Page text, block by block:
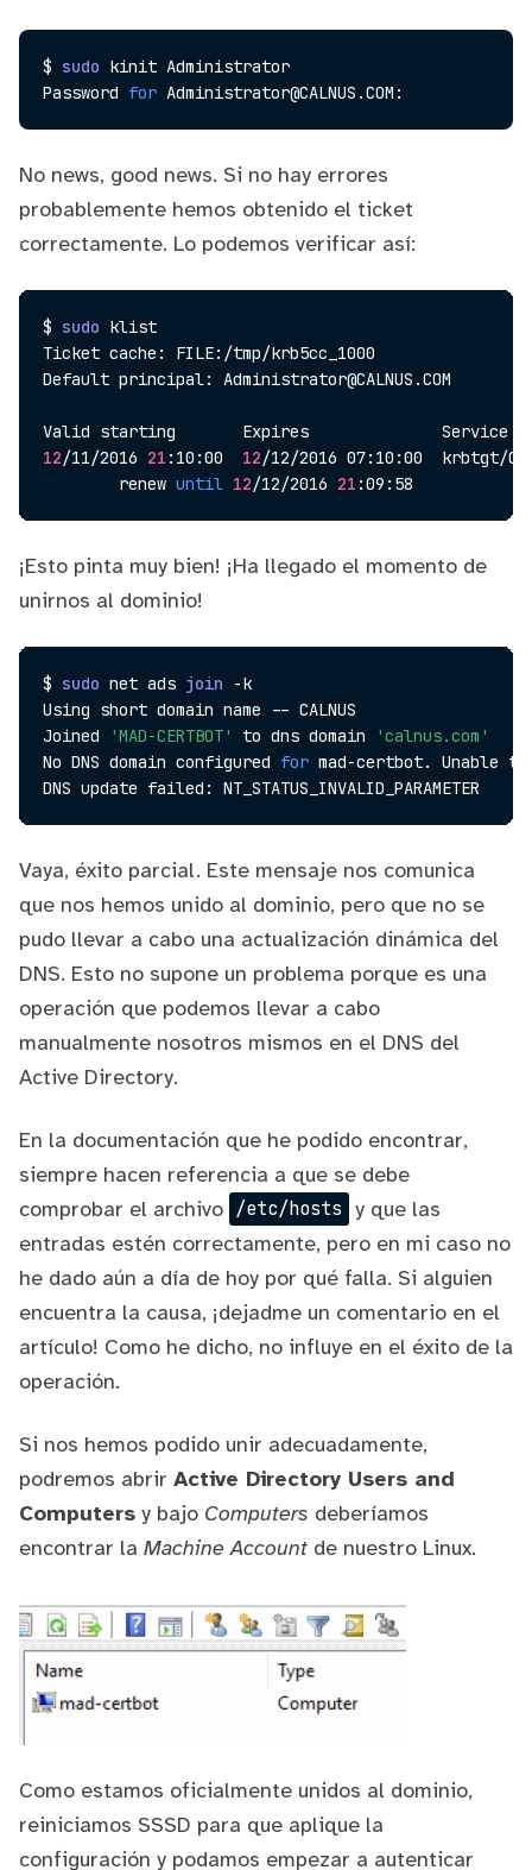
$ sudo kinit Administrator
Password for
No news, good news. Si no hay errores
probablemente hemos obtenido el ticket
correctamente. Lo podemos verificar así:
$ sudo klist
Ticket cache: FILE:/tmp/krb5cc_1000
Default principal: Administrator@CALNUS.COM
12/11/2016 21 :10:00 12/12/2016 07:10:00  krbtgt/
        renew
until 12/12/2016 21
¡Esto pinta muy bien! ¡Ha llegado el momento de
unirnos al dominio!
$ sudo net ads join -k
Using short domain name -- CALNUS
Joined
'MAD-CERTBOT' to dns domain
'calnus.com'
No DNS domain configured for mad-certbot. Unable to
Vaya, éxito parcial. Este mensaje nos comunica
que nos hemos unido al dominio, pero que no se
pudo llevar a cabo una actualización dinámica del
DNS. Esto no supone un problema porque es una
operación que podemos llevar a cabo
manualmente nosotros mismos en el DNS del
Active Directory.
En la documentación que he podido encontrar,
siempre hacen referencia a que se debe
comprobar el archivo /etc/hosts y que las
entradas estén correctamente, pero en mi caso no
he dado aún a día de hoy por qué falla. Si alguien
encuentra la causa, ¡dejadme un comentario en el
artículo! Como he dicho, no influye en el éxito de la
operación.
Si nos hemos podido unir adecuadamente,
podremos abrir Active Directory Users and
Computers y bajo Computers deberíamos
encontrar la Machine Account de nuestro Linux.
Como estamos oficialmente unidos al dominio,
reiniciamos SSSD para que aplique la
configuración y podamos empezar a autenticar